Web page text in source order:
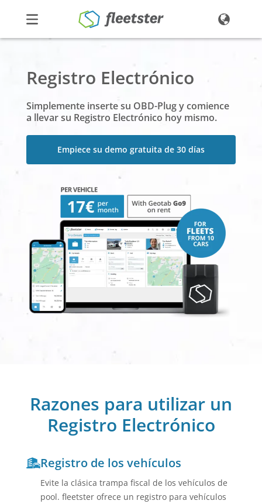
Precios
Contacto
Registro Electrónico
Simplemente inserte su OBD-Plug y comience
a llevar su Registro Electrónico hoy mismo.
Empiece su demo gratuita de 30 días
Razones para utilizar un
Registro Electrónico
Registro de los vehículos
Evite la clásica trampa fiscal de los vehículos de
pool. fleetster ofrece un registro para vehículos